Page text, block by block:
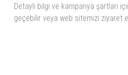
Detaylı bilgi ve kampanya şartları
geçebilir veya web sitemizi ziyaret